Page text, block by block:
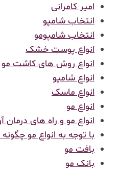
امیر کامرانی
انتخاب شامپو
انتخاب شامپومو
انواع پوست خشک
انواع روش های کاشت مو
انواع شامپو
انواع ماسک
انواع مو
انواع مو و راه های درمان
با توجه به انواع مو
بافت مو
بانک مو